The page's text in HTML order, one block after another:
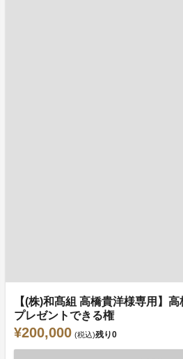
【(株)和髙組 高橋貴洋様専用】
プレゼントできる権
¥200,000 (税込)残り0